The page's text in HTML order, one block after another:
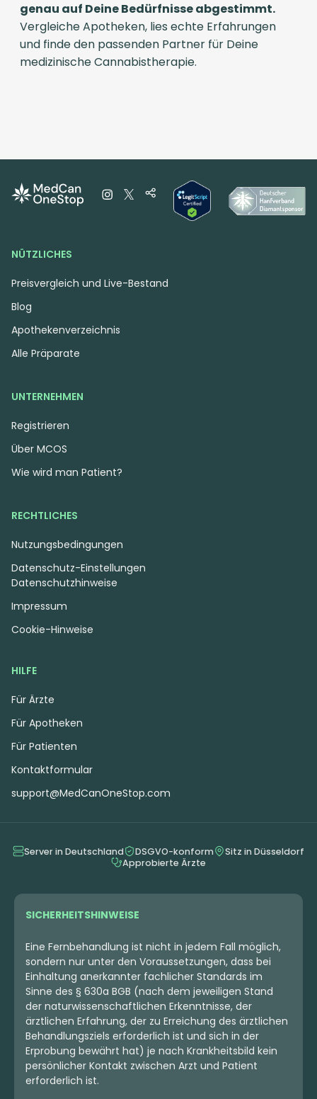
genau auf Deine Bedürfnisse abgestimmt.
Vergleiche Apotheken, lies echte Erfahrungen
und finde den passenden Partner für Deine
medizinische Cannabistherapie.
NÜTZLICHES
Preisvergleich und Live-Bestand
Blog
Apothekenverzeichnis
Alle Präparate
UNTERNEHMEN
Registrieren
Über MCOS
Wie wird man Patient?
HILFE
Für Ärzte
Für Apotheken
Für Patienten
Kontaktformular
support@MedCanOneStop.com
RECHTLICHES
Nutzungsbedingungen
Datenschutzhinweise
Impressum
Cookie-Hinweise
Datenschutz-Einstellungen
Server in Deutschland DSGVO-konform
Sitz in Düsseldorf
Approbierte Ärzte
SICHERHEITSHINWEISE
Eine Fernbehandlung ist nicht in jedem Fall möglich,
sondern nur unter den Voraussetzungen, dass bei
Einhaltung anerkannter fachlicher Standards im
Sinne des § 630a BGB (nach dem jeweiligen Stand
der naturwissenschaftlichen Erkenntnisse, der
ärztlichen Erfahrung, der zu Erreichung des ärztlichen
Behandlungsziels erforderlich ist und sich in der
Erprobung bewährt hat) je nach Krankheitsbild kein
persönlicher Kontakt zwischen Arzt und Patient
erforderlich ist.